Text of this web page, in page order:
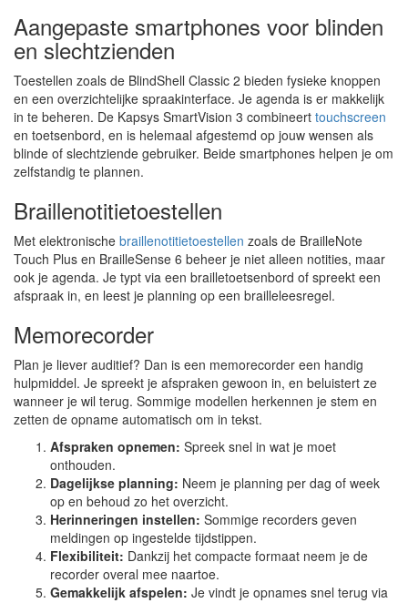
Aangepaste smartphones voor blinden
en slechtzienden
Toestellen zoals de BlindShell Classic 2 bieden fysieke knoppen
en een overzichtelijke spraakinterface. Je agenda is er makkelijk
in te beheren. De Kapsys SmartVision 3 combineert touchscreen
en toetsenbord, en is helemaal afgestemd op jouw wensen als
blinde of slechtziende gebruiker. Beide smartphones helpen je om
zelfstandig te plannen.
Braillenotitietoestellen
Met elektronische braillenotitietoestellen zoals de BrailleNote
Touch Plus en BrailleSense 6 beheer je niet alleen notities, maar
ook je agenda. Je typt via een brailletoetsenbord of spreekt een
afspraak in, en leest je planning op een brailleleesregel.
Memorecorder
Plan je liever auditief? Dan is een memorecorder een handig
hulpmiddel. Je spreekt je afspraken gewoon in, en beluistert ze
wanneer je wil terug. Sommige modellen herkennen je stem en
zetten de opname automatisch om in tekst.
Afspraken opnemen: Spreek snel in wat je moet
onthouden.
Dagelijkse planning: Neem je planning per dag of week
op en behoud zo het overzicht.
Herinneringen instellen: Sommige recorders geven
meldingen op ingestelde tijdstippen.
Flexibiliteit: Dankzij het compacte formaat neem je de
recorder overal mee naartoe.
Gemakkelijk afspelen: Je vindt je opnames snel terug via